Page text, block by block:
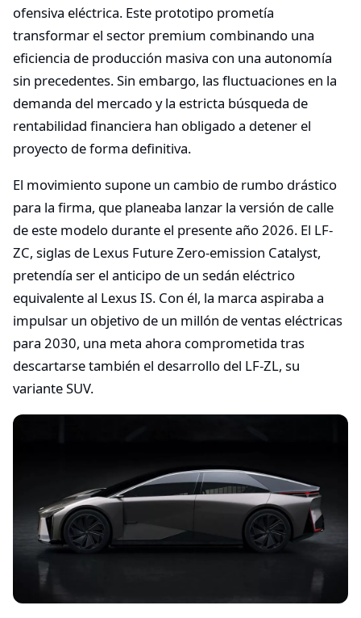
ofensiva eléctrica. Este prototipo prometía
transformar el sector premium combinando una
eficiencia de producción masiva con una autonomía
sin precedentes. Sin embargo, las fluctuaciones en la
demanda del mercado y la estricta búsqueda de
rentabilidad financiera han obligado a detener el
proyecto de forma definitiva.
El movimiento supone un cambio de rumbo drástico
para la firma, que planeaba lanzar la versión de calle
de este modelo durante el presente año 2026. El LF-
ZC, siglas de Lexus Future Zero-emission Catalyst,
pretendía ser el anticipo de un sedán eléctrico
equivalente al Lexus IS. Con él, la marca aspiraba a
impulsar un objetivo de un millón de ventas eléctricas
para 2030, una meta ahora comprometida tras
descartarse también el desarrollo del LF-ZL, su
variante SUV.